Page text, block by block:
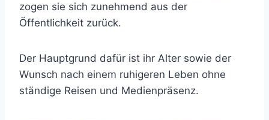
zogen sie sich zunehmend aus der
Öffentlichkeit zurück.
Der Hauptgrund dafür ist ihr Alter sowie der
Wunsch nach einem ruhigeren Leben ohne
ständige Reisen und Medienpräsenz.